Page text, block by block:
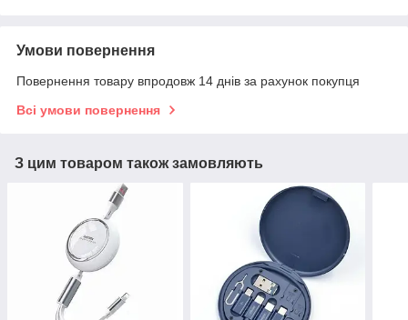
Умови повернення
Повернення товару впродовж 14 днів за рахунок покупця
Всі умови повернення
З цим товаром також замовляють